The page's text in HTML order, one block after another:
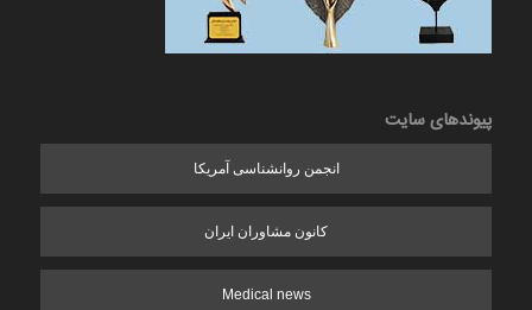
پیوندهای سایت
انجمن روانشناسی آمریکا
کانون مشاوران ایران
Medical news